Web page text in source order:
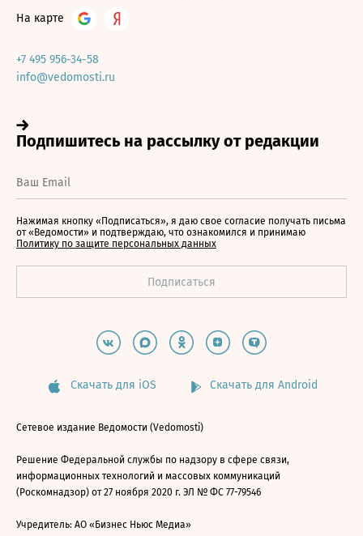
На карте
+7 495 956-34-58
info@vedomosti.ru
Нажимая кнопку «Подписаться», я даю свое согласие получать письма
от «Ведомости» и подтверждаю, что ознакомился и принимаю
Политику по защите персональных данных
Скачать для iOS Скачать для Android
Сетевое издание Ведомости (Vedomosti)
Решение Федеральной службы по надзору в сфере связи,
информационных технологий и массовых коммуникаций
(Роскомнадзор) от 27 ноября 2020 г. ЭЛ № ФС 77-79546
Учредитель: АО «Бизнес Ньюс Медиа»